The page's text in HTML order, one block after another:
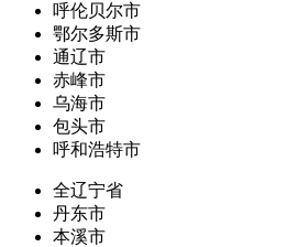
呼伦贝尔市
鄂尔多斯市
通辽市
赤峰市
乌海市
包头市
呼和浩特市
全辽宁省
丹东市
本溪市